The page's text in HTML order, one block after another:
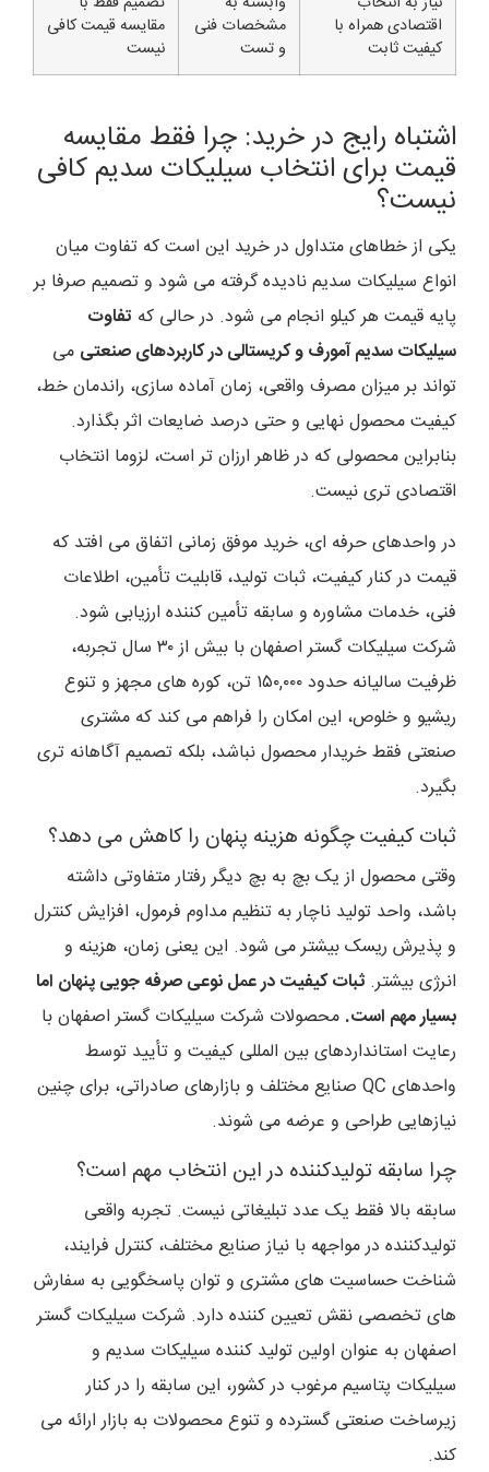
اقتصادی همراه با
کیفیت ثابت
مشخصات فنی
و تست
مقایسه قیمت کافی
نیست
اشتباه رایج در خرید: چرا فقط مقایسه
قیمت برای انتخاب سیلیکات سدیم کافی
نیست؟
یکی از خطاهای متداول در خرید این است که تفاوت میان
انواع سیلیکات سدیم نادیده گرفته می شود و تصمیم صرفا بر
پایه قیمت هر کیلو انجام می شود. در حالی که تفاوت
سیلیکات سدیم آمورف و کریستالی در کاربردهای صنعتی می
تواند بر میزان مصرف واقعی، زمان آماده سازی، راندمان خط،
کیفیت محصول نهایی و حتی درصد ضایعات اثر بگذارد.
بنابراین محصولی که در ظاهر ارزان تر است، لزوما انتخاب
اقتصادی تری نیست.
در واحدهای حرفه ای، خرید موفق زمانی اتفاق می افتد که
قیمت در کنار کیفیت، ثبات تولید، قابلیت تأمین، اطلاعات
فنی، خدمات مشاوره و سابقه تأمین کننده ارزیابی شود.
شرکت سیلیکات گستر اصفهان با بیش از ۳۰ سال تجربه،
ظرفیت سالیانه حدود ۱۵۰,۰۰۰ تن، کوره های مجهز و تنوع
ریشیو و خلوص، این امکان را فراهم می کند که مشتری
صنعتی فقط خریدار محصول نباشد، بلکه تصمیم آگاهانه تری
بگیرد.
ثبات کیفیت چگونه هزینه پنهان را کاهش می دهد؟
وقتی محصول از یک بچ به بچ دیگر رفتار متفاوتی داشته
باشد، واحد تولید ناچار به تنظیم مداوم فرمول، افزایش کنترل
و پذیرش ریسک بیشتر می شود. این یعنی زمان، هزینه و
انرژی بیشتر. ثبات کیفیت در عمل نوعی صرفه جویی پنهان اما
بسیار مهم است. محصولات شرکت سیلیکات گستر اصفهان با
رعایت استانداردهای بین المللی کیفیت و تأیید توسط
واحدهای QC صنایع مختلف و بازارهای صادراتی، برای چنین
نیازهایی طراحی و عرضه می شوند.
چرا سابقه تولیدکننده در این انتخاب مهم است؟
سابقه بالا فقط یک عدد تبلیغاتی نیست. تجربه واقعی
تولیدکننده در مواجهه با نیاز صنایع مختلف، کنترل فرایند،
شناخت حساسیت های مشتری و توان پاسخگویی به سفارش
های تخصصی نقش تعیین کننده دارد. شرکت سیلیکات گستر
اصفهان به عنوان اولین تولید کننده سیلیکات سدیم و
سیلیکات پتاسیم مرغوب در کشور، این سابقه را در کنار
زیرساخت صنعتی گسترده و تنوع محصولات به بازار ارائه می
کند.